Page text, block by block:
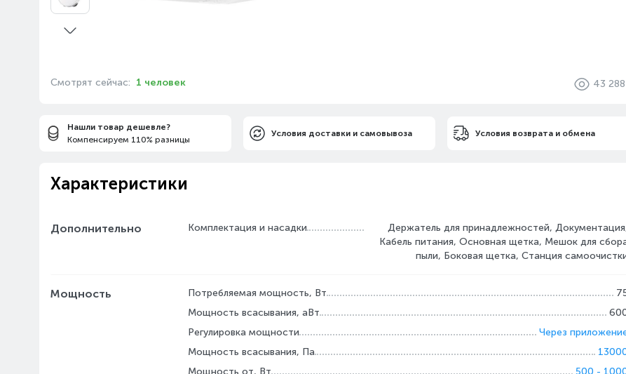
Смотрят сейчас: 1 человек 43 288
Нашли товар дешевле?
Компенсируем 110% разницы
Условия доставки и самовывоза Условия возврата и обмена
Характеристики
Дополнительно Комплектация и насадки
Держатель для принадлежностей,
Кабель питания, Основная щетка, Мешок для
пыли, Боковая щетка, Станция
Мощность Потребляемая мощность, Вт
Мощность всасывания, аВт
Регулировка мощности
Через
Мощность всасывания, Па
Мощность от, Вт
500 -